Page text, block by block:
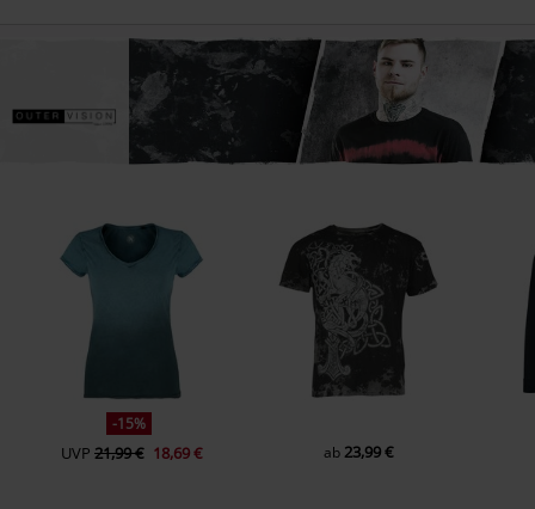
-15%
UVP 21,99 € 18,69 € ab 23,99 €